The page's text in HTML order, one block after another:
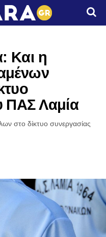
Kαι η
ΠΑΣ Λαμία
στο δίκτυο συνεργασίας